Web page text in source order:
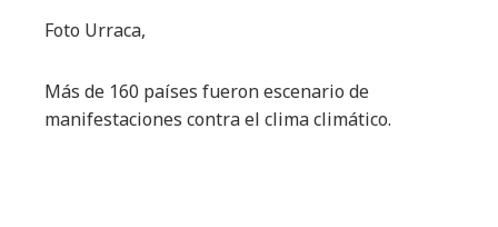
Foto Urraca,
Más de 160 países fueron escenario de
manifestaciones contra el clima climático.